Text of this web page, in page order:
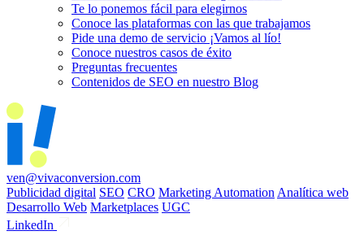
Te lo ponemos fácil para elegirnos
Conoce las plataformas con las que trabajamos
Pide una demo de servicio ¡Vamos al lío!
Conoce nuestros casos de éxito
Preguntas frecuentes
Contenidos de SEO en nuestro Blog
ven@vivaconversion.com
Publicidad digital SEO CRO Marketing Automation Analítica web
Desarrollo Web Marketplaces UGC
LinkedIn